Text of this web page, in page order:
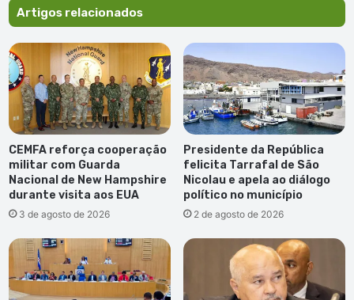
do
Campim
Artigos relacionados
CEMFA reforça cooperação
militar com Guarda
Nacional de New Hampshire
durante visita aos EUA
3 de agosto de 2026
Presidente da República
felicita Tarrafal de São
Nicolau e apela ao diálogo
político no município
2 de agosto de 2026